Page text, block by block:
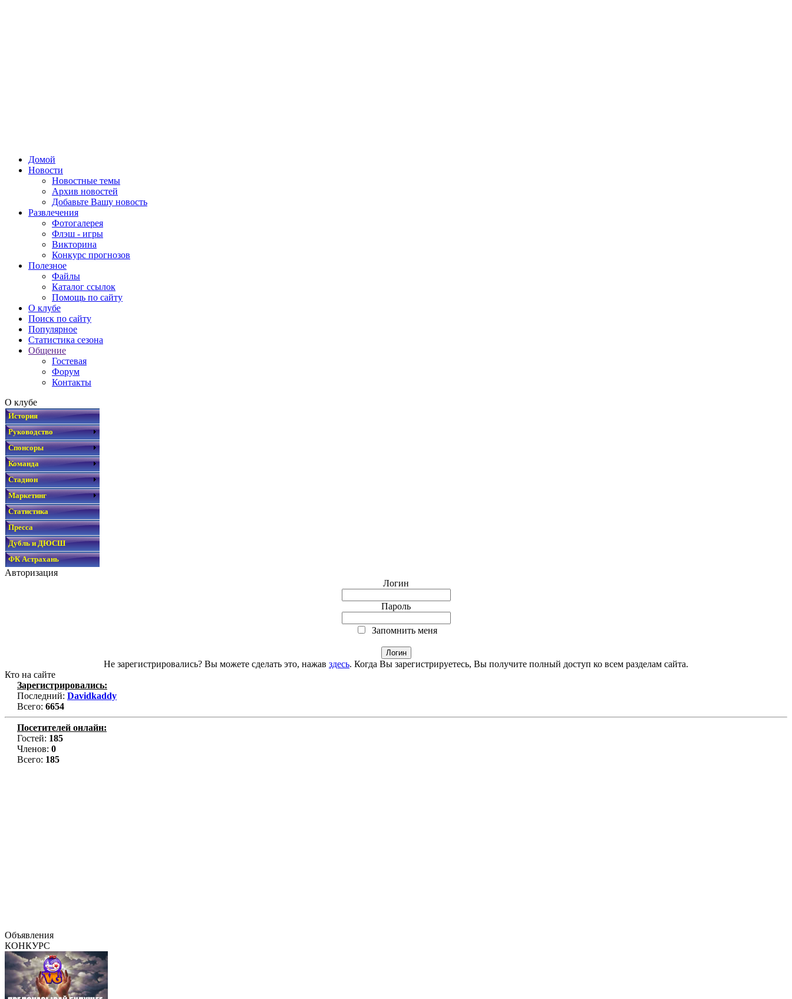
Домой
Новости
Новостные темы
Архив новостей
Добавьте Вашу новость
Развлечения
Фотогалерея
Флэш - игры
Викторина
Конкурс прогнозов
Полезное
Файлы
Каталог ссылок
Помощь по сайту
О клубе
Поиск по сайту
Популярное
Статистика сезона
Общение
Гостевая
Форум
Контакты
О клубе
История
Руководство
Спонсоры
Команда
Стадион
Маркетинг
Статистика
Пресса
Дубль и ДЮСШ
ФК Астрахань
Авторизация
Логин
Пароль
Запомнить меня
Не зарегистрировались? Вы можете сделать это, нажав здесь. Когда Вы зарегистрируетесь, Вы получите полный доступ ко всем разделам сайта.
Кто на сайте
Зарегистрировались:
Последний: Davidkaddy
Всего: 6654
Посетителей онлайн:
Гостей: 185
Членов: 0
Всего: 185
Объявления
КОНКУРС